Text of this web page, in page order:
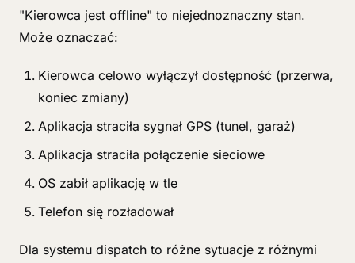
"Kierowca jest offline" to niejednoznaczny stan.
Może oznaczać:
Kierowca celowo wyłączył dostępność (przerwa,
koniec zmiany)
Aplikacja straciła sygnał GPS (tunel, garaż)
Aplikacja straciła połączenie sieciowe
OS zabił aplikację w tle
Telefon się rozładował
Dla systemu dispatch to różne sytuacje z różnymi